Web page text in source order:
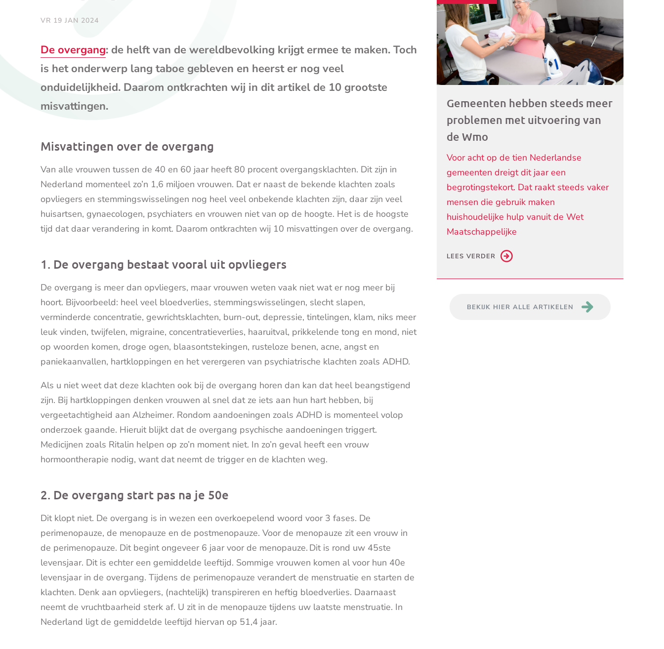
(opent
mailprogramma)
VR 19 JAN 2024
De overgang: de helft van de wereldbevolking krijgt ermee te maken. Toch
is het onderwerp lang taboe gebleven en heerst er nog veel
onduidelijkheid. Daarom ontkrachten wij in dit artikel de 10 grootste
misvattingen.
Misvattingen over de overgang
Van alle vrouwen tussen de 40 en 60 jaar heeft 80 procent overgangsklachten. Dit zijn in
Nederland momenteel zo’n 1,6 miljoen vrouwen. Dat er naast de bekende klachten zoals
opvliegers en stemmingswisselingen nog heel veel onbekende klachten zijn, daar zijn veel
huisartsen, gynaecologen, psychiaters en vrouwen niet van op de hoogte. Het is de hoogste
tijd dat daar verandering in komt. Daarom ontkrachten wij 10 misvattingen over de overgang.
1. De overgang bestaat vooral uit opvliegers
De overgang is meer dan opvliegers, maar vrouwen weten vaak niet wat er nog meer bij
hoort. Bijvoorbeeld: heel veel bloedverlies, stemmingswisselingen, slecht slapen,
verminderde concentratie, gewrichtsklachten, burn-out, depressie, tintelingen, klam, niks meer
leuk vinden, twijfelen, migraine, concentratieverlies, haaruitval, prikkelende tong en mond, niet
op woorden komen, droge ogen, blaasontstekingen, rusteloze benen, acne, angst en
paniekaanvallen, hartkloppingen en het verergeren van psychiatrische klachten zoals ADHD.
Als u niet weet dat deze klachten ook bij de overgang horen dan kan dat heel beangstigend
zijn. Bij hartkloppingen denken vrouwen al snel dat ze iets aan hun hart hebben, bij
vergeetachtigheid aan Alzheimer. Rondom aandoeningen zoals ADHD is momenteel volop
onderzoek gaande. Hieruit blijkt dat de overgang psychische aandoeningen triggert.
Medicijnen zoals Ritalin helpen op zo’n moment niet. In zo’n geval heeft een vrouw
hormoontherapie nodig, want dat neemt de trigger en de klachten weg.
2. De overgang start pas na je 50e
Dit klopt niet. De overgang is in wezen een overkoepelend woord voor 3 fases. De
perimenopauze, de menopauze en de postmenopauze. Voor de menopauze zit een vrouw in
de perimenopauze. Dit begint ongeveer 6 jaar voor de menopauze. Dit is rond uw 45ste
levensjaar. Dit is echter een gemiddelde leeftijd. Sommige vrouwen komen al voor hun 40e
levensjaar in de overgang. Tijdens de perimenopauze verandert de menstruatie en starten de
klachten. Denk aan opvliegers, (nachtelijk) transpireren en heftig bloedverlies. Daarnaast
neemt de vruchtbaarheid sterk af. U zit in de menopauze tijdens uw laatste menstruatie. In
Nederland ligt de gemiddelde leeftijd hiervan op 51,4 jaar.
Gemeenten hebben steeds meer
problemen met uitvoering van
de Wmo
Voor acht op de tien Nederlandse
gemeenten dreigt dit jaar een
begrotingstekort. Dat raakt steeds vaker
mensen die gebruik maken
huishoudelijke hulp vanuit de Wet
Maatschappelijke
LEES VERDER
BEKIJK HIER ALLE ARTIKELEN